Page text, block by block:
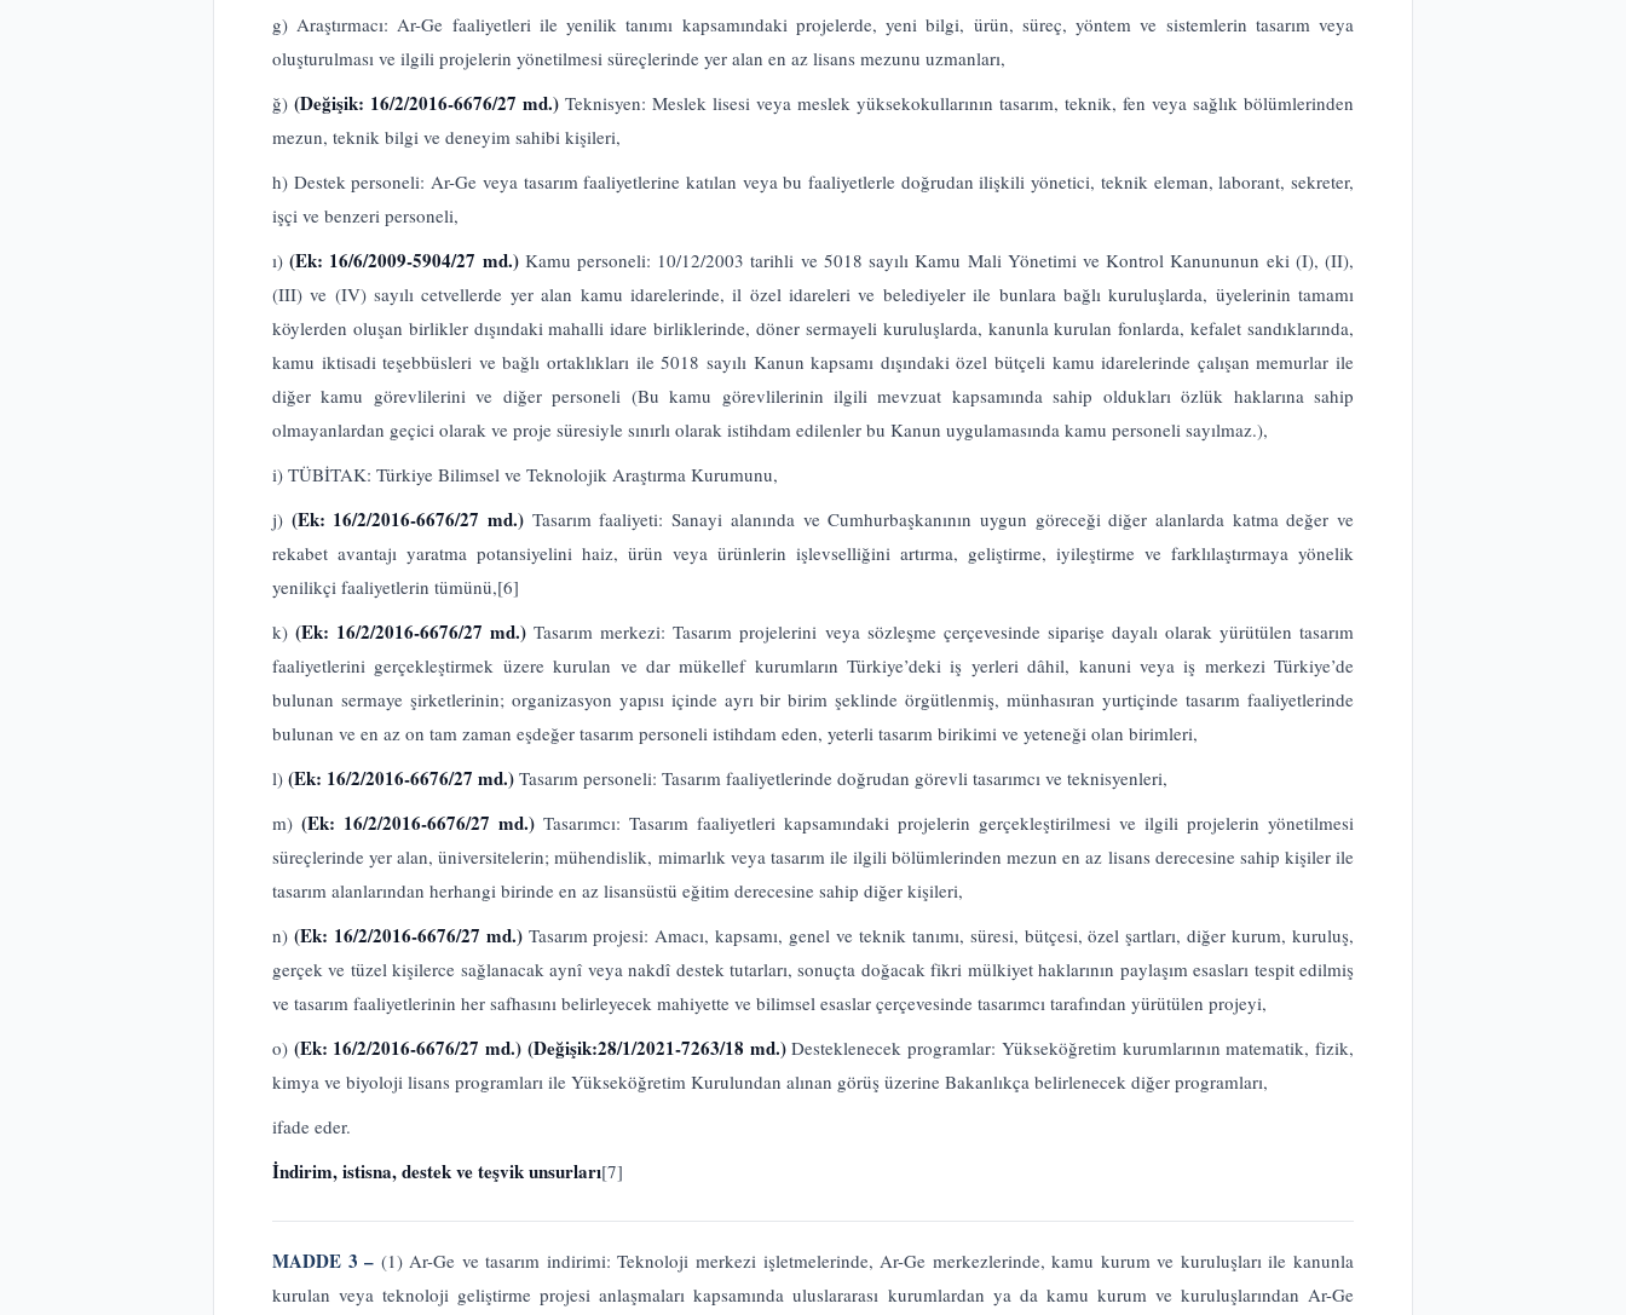
g) Araştırmacı: Ar-Ge faaliyetleri ile yenilik tanımı kapsamındaki projelerde, yeni bilgi, ürün, süreç, yöntem ve sistemlerin tasarım veya
oluşturulması ve ilgili projelerin yönetilmesi süreçlerinde yer alan en az lisans mezunu uzmanları,
ğ) (Değişik: 16/2/2016-6676/27 md.) Teknisyen: Meslek lisesi veya meslek yüksekokullarının tasarım, teknik, fen veya sağlık bölümlerinden
mezun, teknik bilgi ve deneyim sahibi kişileri,
h) Destek personeli: Ar-Ge veya tasarım faaliyetlerine katılan veya bu faaliyetlerle doğrudan ilişkili yönetici, teknik eleman, laborant, sekreter,
işçi ve benzeri personeli,
ı)(Ek: 16/6/2009-5904/27 md.) Kamu personeli: 10/12/2003 tarihli ve 5018 sayılı Kamu Mali Yönetimi ve Kontrol Kanununun eki (I), (II),
(III) ve (IV) sayılı cetvellerde yer alan kamu idarelerinde, il özel idareleri ve belediyeler ile bunlara bağlı kuruluşlarda, üyelerinin tamamı
köylerden oluşan birlikler dışındaki mahalli idare birliklerinde, döner sermayeli kuruluşlarda, kanunla kurulan fonlarda, kefalet sandıklarında,
kamu iktisadi teşebbüsleri ve bağlı ortaklıkları ile 5018 sayılı Kanun kapsamı dışındaki özel bütçeli kamu idarelerinde çalışan memurlar ile
diğer kamu görevlilerini ve diğer personeli (Bu kamu görevlilerinin ilgili mevzuat kapsamında sahip oldukları özlük haklarına sahip
olmayanlardan geçici olarak ve proje süresiyle sınırlı olarak istihdam edilenler bu Kanun uygulamasında kamu personeli sayılmaz.),
i) TÜBİTAK: Türkiye Bilimsel ve Teknolojik Araştırma Kurumunu,
j) (Ek: 16/2/2016-6676/27 md.) Tasarım faaliyeti: Sanayi alanında ve Cumhurbaşkanının uygun göreceği diğer alanlarda katma değer ve
rekabet avantajı yaratma potansiyelini haiz, ürün veya ürünlerin işlevselliğini artırma, geliştirme, iyileştirme ve farklılaştırmaya yönelik
yenilikçi faaliyetlerin tümünü,[6]
k)(Ek: 16/2/2016-6676/27 md.)Tasarım merkezi: Tasarım projelerini veya sözleşme çerçevesinde siparişe dayalı olarak yürütülen tasarım
faaliyetlerini gerçekleştirmek üzere kurulan ve dar mükellef kurumların Türkiye’deki iş yerleri dâhil, kanuni veya iş merkezi Türkiye’de
bulunan sermaye şirketlerinin; organizasyon yapısı içinde ayrı bir birim şeklinde örgütlenmiş, münhasıran yurtiçinde tasarım faaliyetlerinde
bulunan ve en az on tam zaman eşdeğer tasarım personeli istihdam eden, yeterli tasarım birikimi ve yeteneği olan birimleri,
l) (Ek: 16/2/2016-6676/27 md.) Tasarım personeli: Tasarım faaliyetlerinde doğrudan görevli tasarımcı ve teknisyenleri,
m) (Ek: 16/2/2016-6676/27 md.) Tasarımcı: Tasarım faaliyetleri kapsamındaki projelerin gerçekleştirilmesi ve ilgili projelerin yönetilmesi
süreçlerinde yer alan, üniversitelerin; mühendislik, mimarlık veya tasarım ile ilgili bölümlerinden mezun en az lisans derecesine sahip kişiler ile
tasarım alanlarından herhangi birinde en az lisansüstü eğitim derecesine sahip diğer kişileri,
n) (Ek: 16/2/2016-6676/27 md.) Tasarım projesi: Amacı, kapsamı, genel ve teknik tanımı, süresi, bütçesi, özel şartları, diğer kurum, kuruluş,
gerçek ve tüzel kişilerce sağlanacak aynî veya nakdî destek tutarları, sonuçta doğacak fikri mülkiyet haklarının paylaşım esasları tespit edilmiş
ve tasarım faaliyetlerinin her safhasını belirleyecek mahiyette ve bilimsel esaslar çerçevesinde tasarımcı tarafından yürütülen projeyi,
o) (Ek: 16/2/2016-6676/27 md.) (Değişik:28/1/2021-7263/18 md.)Desteklenecek programlar: Yükseköğretim kurumlarının matematik, fizik,
kimya ve biyoloji lisans programları ile Yükseköğretim Kurulundan alınan görüş üzerine Bakanlıkça belirlenecek diğer programları,
ifade eder.
İndirim, istisna, destek ve teşvik unsurları[7]
MADDE 3 – (1) Ar-Ge ve tasarım indirimi: Teknoloji merkezi işletmelerinde, Ar-Ge merkezlerinde, kamu kurum ve kuruluşları ile kanunla
kurulan veya teknoloji geliştirme projesi anlaşmaları kapsamında uluslararası kurumlardan ya da kamu kurum ve kuruluşlarından Ar-Ge